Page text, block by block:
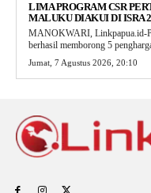
LIMA PROGRAM CSR
MALUKU DIAKUI DI ISRA
MANOKWARI, Linkpapua.id-
berhasil memborong 5
Jumat, 7 Agustus 2026, 20:10